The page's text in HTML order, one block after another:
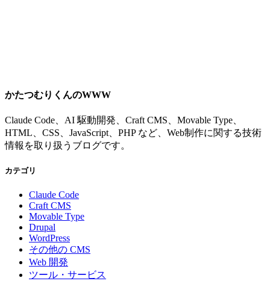
かたつむりくんのWWW
Claude Code、AI 駆動開発、Craft CMS、Movable Type、
HTML、CSS、JavaScript、PHP など、Web制作に関する技術
情報を取り扱うブログです。
カテゴリ
Claude Code
Craft CMS
Movable Type
Drupal
WordPress
その他の CMS
Web 開発
ツール・サービス